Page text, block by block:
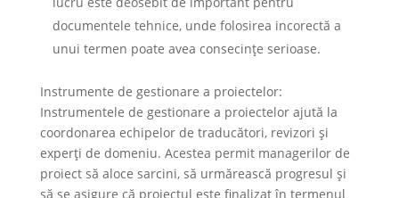
documentele tehnice, unde folosirea incorectă a
unui termen poate avea consecințe serioase.
Instrumente de gestionare a proiectelor:
Instrumentele de gestionare a proiectelor ajută la
coordonarea echipelor de traducători, revizori și
experți de domeniu. Acestea permit managerilor de
proiect să aloce sarcini, să urmărească progresul și
să se asigure că proiectul este finalizat în termenul